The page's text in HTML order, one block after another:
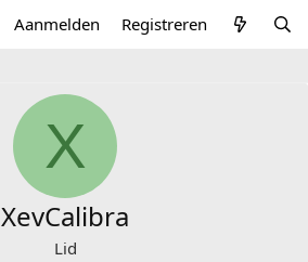
Aanmelden Registreren
X
XevCalibra
Lid